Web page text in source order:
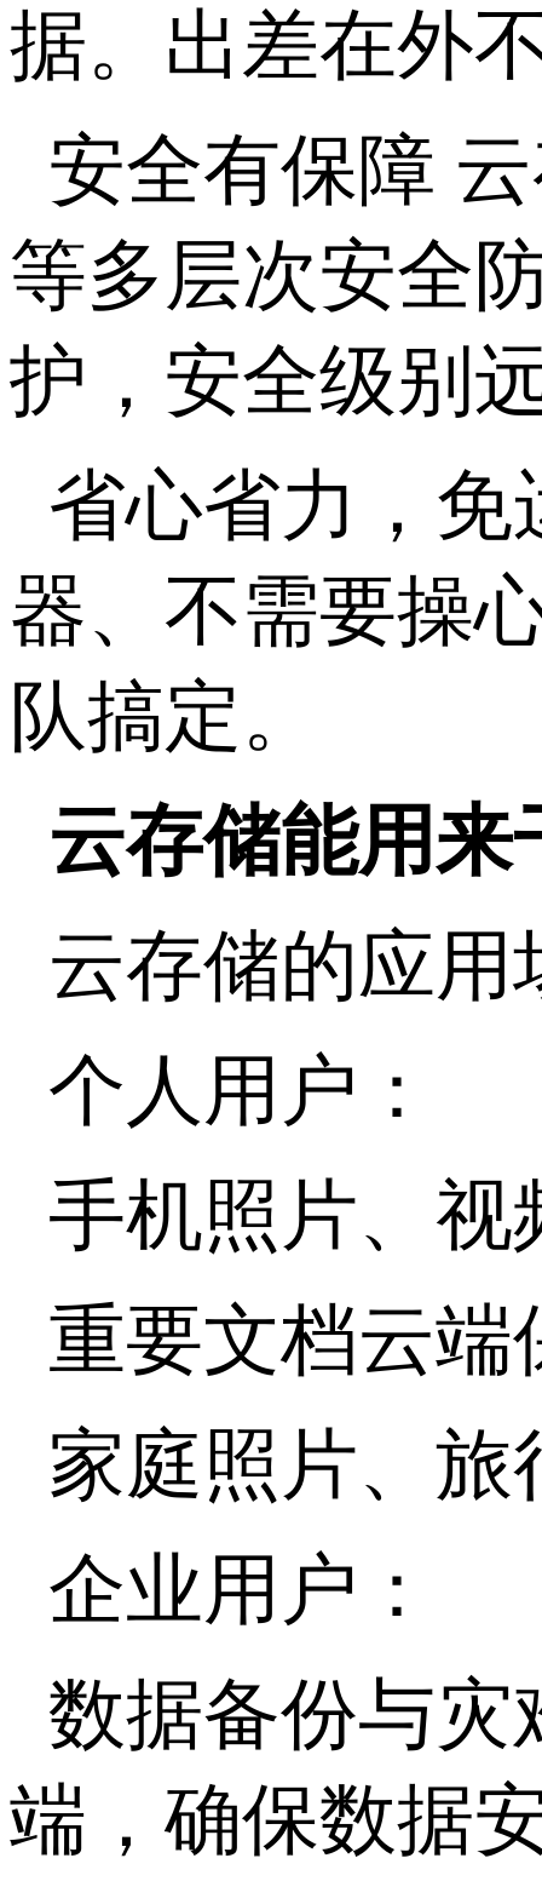
据。出差在外
安全有保障
等多层次安全
护，安全级别
省心省力，免
器、不需要操
队搞定。
云存储能用来
云存储的应
个人用户：
手机照片、视
重要文档云端
家庭照片、
企业用户：
数据备份与灾
端，确保数据